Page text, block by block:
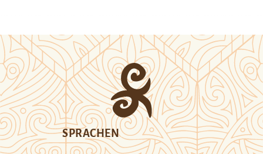
SPRACHEN